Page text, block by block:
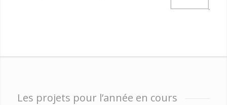
Les projets pour l’année en cours